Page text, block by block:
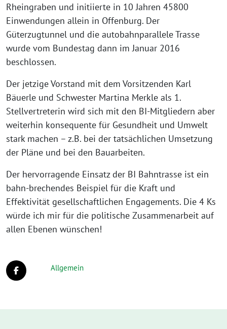
Rheingraben und initiierte in 10 Jahren 45800
Einwendungen allein in Offenburg. Der
Güterzugtunnel und die autobahnparallele Trasse
wurde vom Bundestag dann im Januar 2016
beschlossen.
Der jetzige Vorstand mit dem Vorsitzenden Karl
Bäuerle und Schwester Martina Merkle als 1.
Stellvertreterin wird sich mit den BI-Mitgliedern aber
weiterhin konsequente für Gesundheit und Umwelt
stark machen – z.B. bei der tatsächlichen Umsetzung
der Pläne und bei den Bauarbeiten.
Der hervorragende Einsatz der BI Bahntrasse ist ein
bahn-brechendes Beispiel für die Kraft und
Effektivität gesellschaftlichen Engagements. Die 4 Ks
würde ich mir für die politische Zusammenarbeit auf
allen Ebenen wünschen!
Allgemein